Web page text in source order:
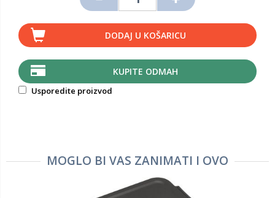
DODAJ U KOŠARICU
KUPITE ODMAH
Usporedite proizvod
MOGLO BI VAS ZANIMATI I OVO